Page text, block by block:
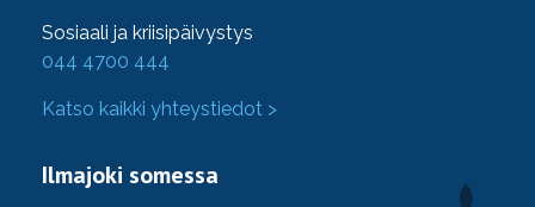
Sosiaali ja kriisipäivystys
044 4700 444
Katso kaikki yhteystiedot >
Ilmajoki somessa